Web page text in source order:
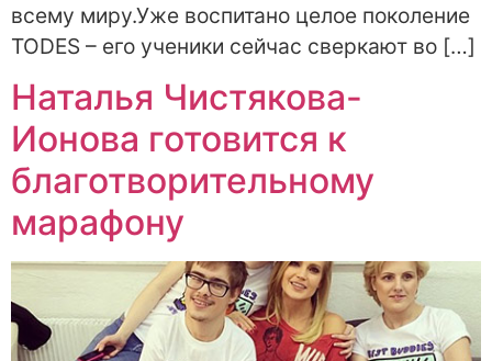
всему миру.Уже воспитано целое поколение
TODES – его ученики сейчас сверкают во […]
Наталья Чистякова-
Ионова готовится к
благотворительному
марафону